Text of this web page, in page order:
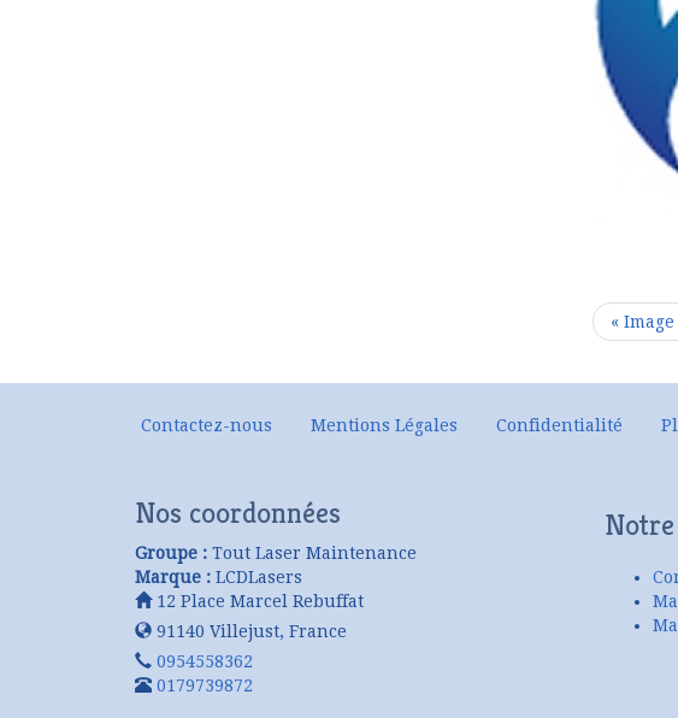
«
Contactez-nous Mentions Légales Confidentialité
Nos coordonnées
Groupe : Tout Laser Maintenance
Marque : LCDLasers
12 Place Marcel Rebuffat
91140 Villejust, France
0954558362
0179739872